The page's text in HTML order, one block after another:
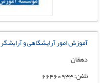
آموزش امور آرایشگاهی و آرایشگر
دهقان
تلفن: 66460933